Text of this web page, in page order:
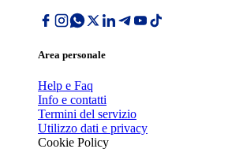
Area personale
Help e Faq
Info e contatti
Termini del servizio
Utilizzo dati e privacy
Cookie Policy